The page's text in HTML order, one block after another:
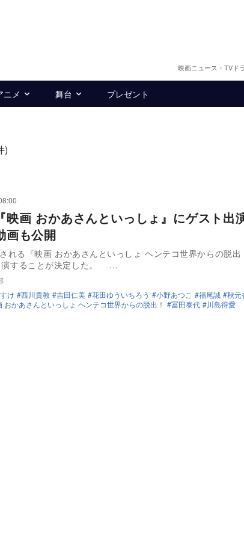
映画ニュース・TVド
ニメ 舞台 プレゼント
)
映画 おかあさんといっしょ』にゲスト出
画も公開
れる『映画 おかあさんといっしょ ヘンテコ世界からの脱出
演することが決定した。 …
け 西川貴教 吉田仁美 花田ゆういちろう 小野あつこ 福尾誠
秋元
おかあさんといっしょ ヘンテコ世界からの脱出！ 冨田泰代 川島得愛